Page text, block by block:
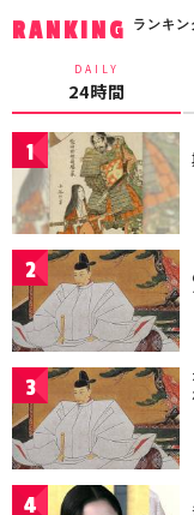
RANKING ランキン
DAILY
24時間
1
2
3
4